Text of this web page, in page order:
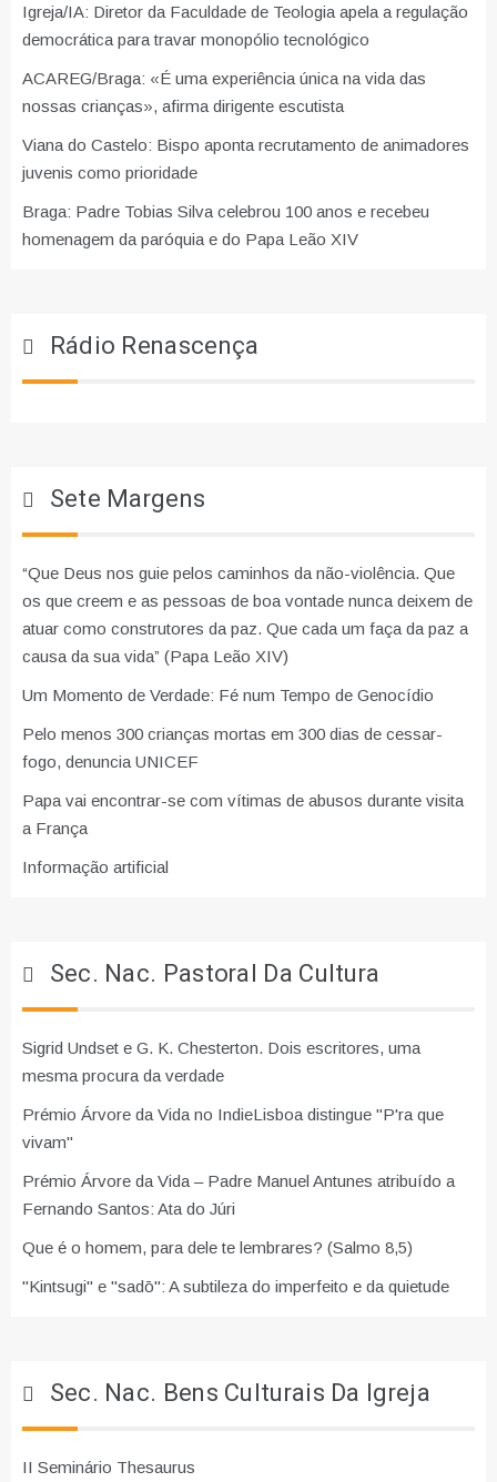
Igreja/IA: Diretor da Faculdade de Teologia apela a regulação
democrática para travar monopólio tecnológico
ACAREG/Braga: «É uma experiência única na vida das
nossas crianças», afirma dirigente escutista
Viana do Castelo: Bispo aponta recrutamento de animadores
juvenis como prioridade
Braga: Padre Tobias Silva celebrou 100 anos e recebeu
homenagem da paróquia e do Papa Leão XIV
Rádio Renascença
Sete Margens
“Que Deus nos guie pelos caminhos da não-violência. Que
os que creem e as pessoas de boa vontade nunca deixem de
atuar como construtores da paz. Que cada um faça da paz a
causa da sua vida” (Papa Leão XIV)
Um Momento de Verdade: Fé num Tempo de Genocídio
Pelo menos 300 crianças mortas em 300 dias de cessar-
fogo, denuncia UNICEF
Papa vai encontrar-se com vítimas de abusos durante visita
a França
Informação artificial
Sec. Nac. Pastoral Da Cultura
Sigrid Undset e G. K. Chesterton. Dois escritores, uma
mesma procura da verdade
Prémio Árvore da Vida no IndieLisboa distingue "P'ra que
vivam"
Prémio Árvore da Vida – Padre Manuel Antunes atribuído a
Fernando Santos: Ata do Júri
Que é o homem, para dele te lembrares? (Salmo 8,5)
"Kintsugi" e "sadō": A subtileza do imperfeito e da quietude
Sec. Nac. Bens Culturais Da Igreja
II Seminário Thesaurus